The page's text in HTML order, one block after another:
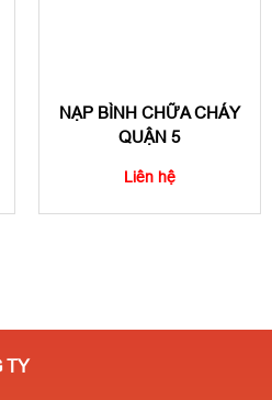
NẠP BÌNH CHỮA CHÁY
QUẬN 5
Liên hệ
TY